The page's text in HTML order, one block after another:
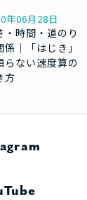
年06月28日
・時間・道のり
係｜「はじき」
らない速度算の
方